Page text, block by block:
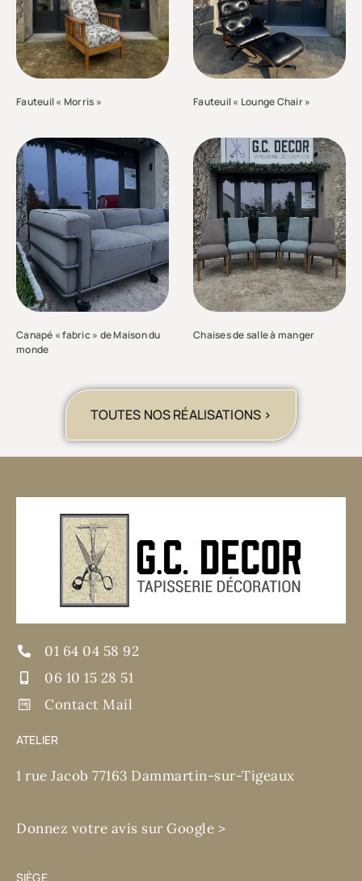
Fauteuil « Morris » Fauteuil « Lounge Chair »
Canapé « fabric » de Maison du
monde
Chaises de salle à manger
TOUTES NOS RÉALISATIONS >
01 64 04 58 92
06 10 15 28 51
Contact Mail
ATELIER
1 rue Jacob 77163 Dammartin-sur-Tigeaux
Donnez votre avis sur Google >
SIÈGE